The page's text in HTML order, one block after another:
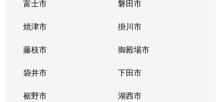
富士市 磐田市
焼津市 掛川市
藤枝市 御殿場市
袋井市 下田市
裾野市 湖西市